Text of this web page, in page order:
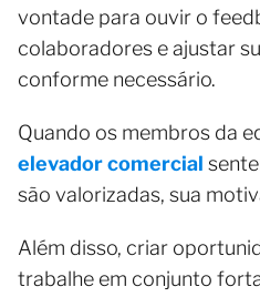
vontade para ouvir o
colaboradores e ajustar
conforme necessário.
Quando os membros da
elevador comercial
são valorizadas, sua
Além disso, criar
trabalhe em conjunto